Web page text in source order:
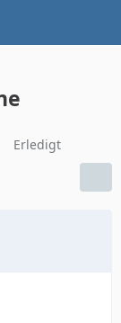
Erledigt